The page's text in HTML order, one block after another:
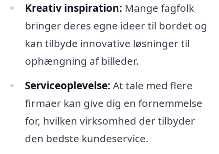
Kreativ inspiration: Mange fagfolk
bringer deres egne ideer til bordet og
kan tilbyde innovative løsninger til
ophængning af billeder.
Serviceoplevelse: At tale med flere
firmaer kan give dig en fornemmelse
for, hvilken virksomhed der tilbyder
den bedste kundeservice.